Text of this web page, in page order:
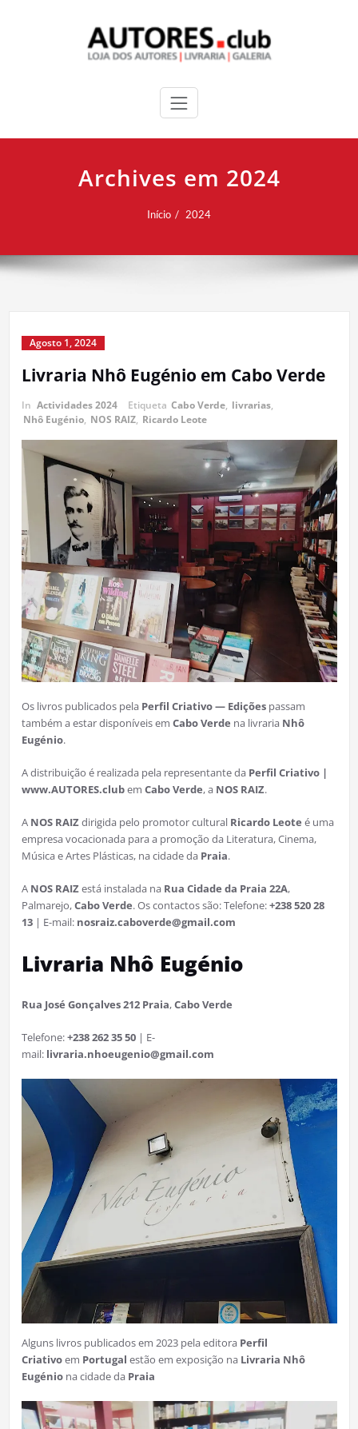
Archives em 2024
Início 2024
Agosto 1, 2024
Livraria Nhô Eugénio em Cabo Verde
In Actividades 2024 Etiqueta Cabo Verde, livrarias,
Nhô Eugénio, NOS RAIZ, Ricardo Leote
Os livros publicados pela Perfil Criativo — Ediçõespassam
também a estar disponíveis em Cabo Verde na livraria Nhô
Eugénio.
A distribuição é realizada pela representante da Perfil Criativo |
www.AUTORES.clubem Cabo Verde, a NOS RAIZ.
A NOS RAIZdirigida pelo promotor cultural Ricardo Leote é uma
empresa vocacionada para a promoção da Literatura, Cinema,
Música e Artes Plásticas, na cidade da Praia.
A NOS RAIZestá instalada na Rua Cidade da Praia 22A,
Palmarejo,Cabo Verde. Os contactos são: Telefone:+238 520 28
13| E-mail: nosraiz.caboverde@gmail.com
Livraria Nhô Eugénio
Rua José Gonçalves 212 Praia,Cabo Verde
Telefone:+238 262 35 50| E-
mail: livraria.nhoeugenio@gmail.com
Alguns livros publicados em 2023 pela editora Perfil
Criativoem Portugal estão em exposição na Livraria Nhô
Eugéniona cidade da Praia